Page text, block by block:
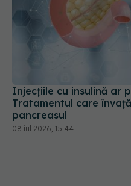
Injecțiile cu insulină ar
Tratamentul care
pancreasul